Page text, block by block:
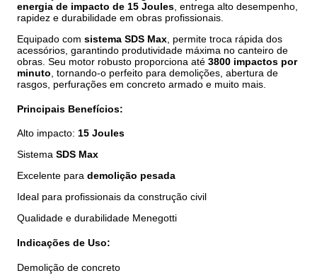
energia de impacto de 15 Joules , entrega alto desempenho,
rapidez e durabilidade em obras profissionais.
Equipado comsistema SDS Max , permite troca rápida dos
acessórios, garantindo produtividade máxima no canteiro de
obras. Seu motor robusto proporciona até3800 impactos por
minuto , tornando-o perfeito para demolições, abertura de
rasgos, perfurações em concreto armado e muito mais.
Principais Benefícios:
Alto impacto:15 Joules
SistemaSDS Max
Excelente parademolição pesada
Ideal para profissionais da construção civil
Qualidade e durabilidade Menegotti
Indicações de Uso:
Demolição de concreto